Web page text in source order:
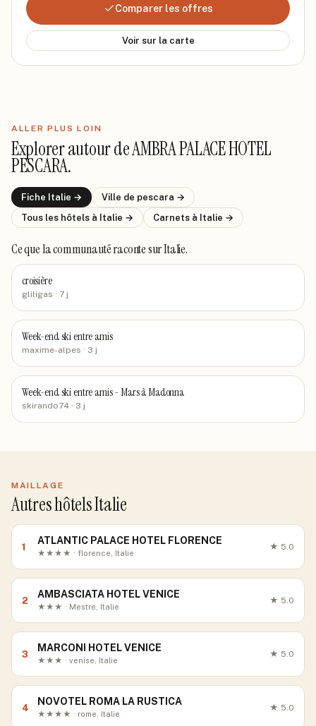
Comparer les offres
Voir sur la carte
ALLER PLUS LOIN
Explorer autour deAMBRA PALACE HOTEL
PESCARA.
Fiche Italie → Ville de pescara →
Tous les hôtels à Italie → Carnets à Italie →
Ce que la communauté racontesur Italie.
croisière
gliligas · 7 j
Week-end ski entre amis
maxime-alpes · 3 j
Week-end ski entre amis - Mars à Madonna
skirando74 · 3 j
MAILLAGE
Autres hôtels Italie
1
ATLANTIC PALACE HOTEL FLORENCE
★★★★ · florence, Italie
★ 5.0
2
AMBASCIATA HOTEL VENICE
★★★ · Mestre, Italie
★ 5.0
3
MARCONI HOTEL VENICE
★★★ · venise, Italie
★ 5.0
4
NOVOTEL ROMA LA RUSTICA
★★★★ · rome, Italie
★ 5.0